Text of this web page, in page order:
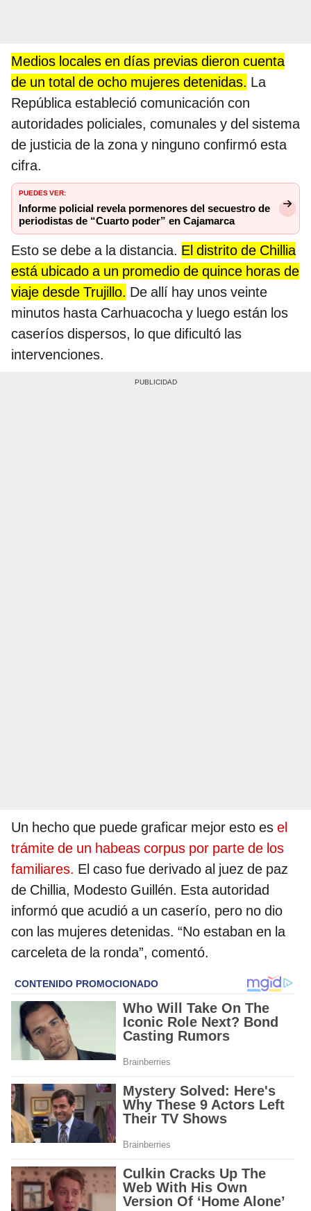
Medios locales en días previas dieron cuenta
de un total de ocho mujeres detenidas. La
República estableció comunicación con
autoridades policiales, comunales y del sistema
de justicia de la zona y ninguno confirmó esta
cifra.
PUEDES VER:
Informe policial revela pormenores del secuestro de
periodistas de “Cuarto poder” en Cajamarca
Esto se debe a la distancia. El distrito de Chillia
está ubicado a un promedio de quince horas de
viaje desde Trujillo. De allí hay unos veinte
minutos hasta Carhuacocha y luego están los
caseríos dispersos, lo que dificultó las
intervenciones.
Un hecho que puede graficar mejor esto es el
trámite de un habeas corpus por parte de los
familiares. El caso fue derivado al juez de paz
de Chillia, Modesto Guillén. Esta autoridad
informó que acudió a un caserío, pero no dio
con las mujeres detenidas. “No estaban en la
carceleta de la ronda”, comentó.